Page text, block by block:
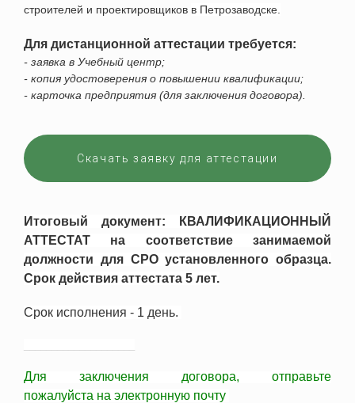
строителей и проектировщиков в Петрозаводске.
Для дистанционной аттестации требуется:
- заявка в Учебный центр;
- копия удостоверения о повышении квалификации;
- карточка предприятия (для заключения договора).
Скачать заявку для аттестации
Итоговый документ: КВАЛИФИКАЦИОННЫЙ
АТТЕСТАТ на соответствие занимаемой
должности для СРО установленного образца.
Срок действия аттестата 5 лет.
Срок исполнения - 1 день.
Для заключения договора, отправьте
пожалуйста на электронную почту